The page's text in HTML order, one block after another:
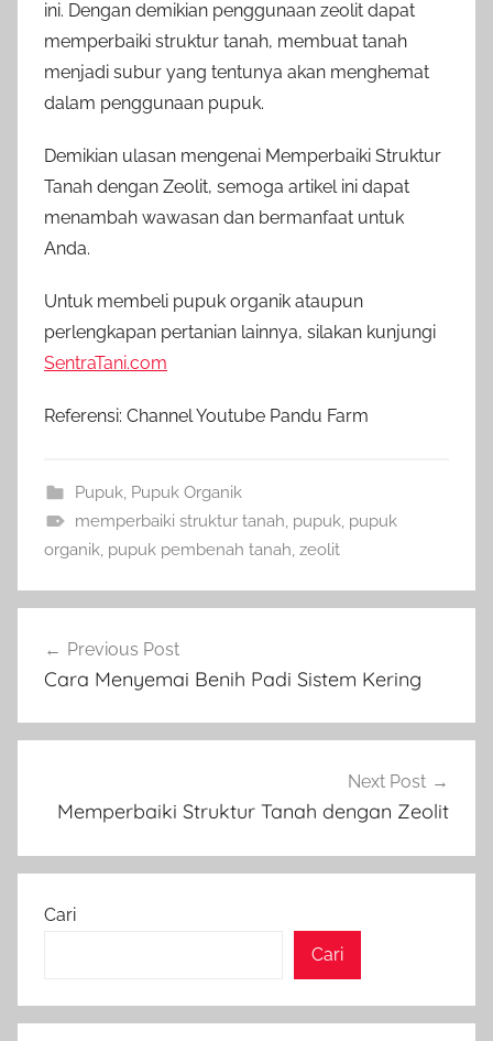
ini. Dengan demikian penggunaan zeolit dapat
memperbaiki struktur tanah, membuat tanah
menjadi subur yang tentunya akan menghemat
dalam penggunaan pupuk.
Demikian ulasan mengenai Memperbaiki Struktur
Tanah dengan Zeolit, semoga artikel ini dapat
menambah wawasan dan bermanfaat untuk
Anda.
Untuk membeli pupuk organik ataupun
perlengkapan pertanian lainnya, silakan kunjungi
SentraTani.com
Referensi: Channel Youtube Pandu Farm
Pupuk, Pupuk Organik
memperbaiki struktur tanah, pupuk, pupuk
organik, pupuk pembenah tanah, zeolit
pos
Previous Post
Cara Menyemai Benih Padi Sistem Kering
Next Post
Memperbaiki Struktur Tanah dengan Zeolit
Cari
Cari